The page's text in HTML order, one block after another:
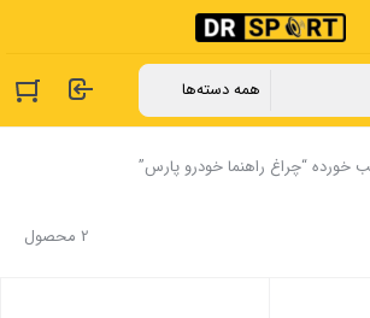
“چراغ راهنما خودرو پارس”
2 محصول